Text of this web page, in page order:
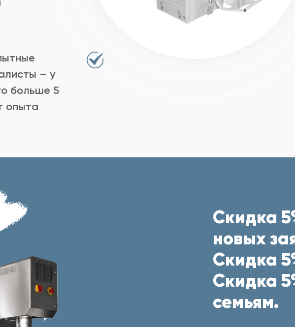
– у
больше 5
опыта
Скидка
новых
Скидка
Скидка
семьям.